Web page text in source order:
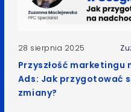
28 sierpnia 2025
Przyszłość marketingu
Ads: Jak przygotować
zmiany?